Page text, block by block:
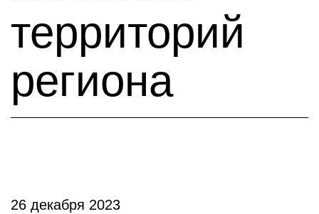
территорий
региона
26 декабря 2023